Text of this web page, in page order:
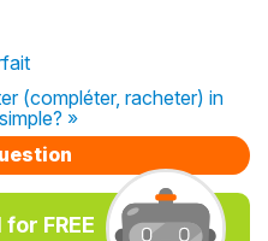
(compléter, racheter) in
»
FREE